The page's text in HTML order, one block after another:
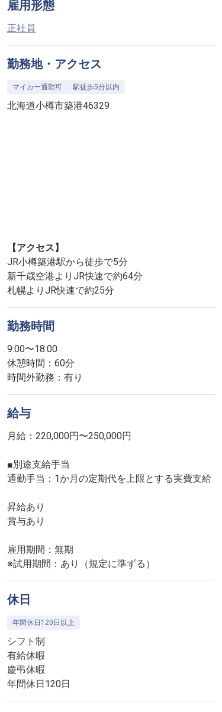
雇用形態
正社員
勤務地・アクセス
マイカー通勤可 駅徒歩5分以内
北海道小樽市築港46329
【アクセス】
JR小樽築港駅から徒歩で5分
新千歳空港よりJR快速で約64分
札幌よりJR快速で約25分
勤務時間
9:00〜18:00
休憩時間：60分
時間外勤務：有り
給与
月給：220,000円〜250,000円
■別途支給手当
通勤手当：1か月の定期代を上限とする実費支給
昇給あり
賞与あり
雇用期間：無期
※試用期間：あり（規定に準ずる）
休日
年間休日120日以上
シフト制
有給休暇
慶弔休暇
年間休日120日